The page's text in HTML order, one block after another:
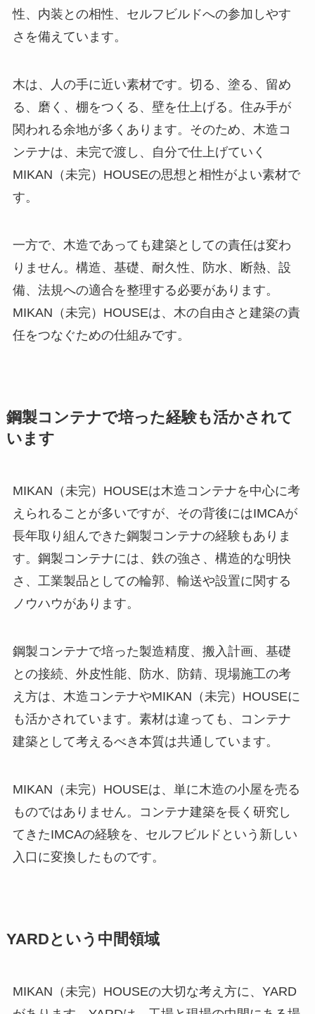
性、内装との相性、セルフビルドへの参加しやす
さを備えています。
木は、人の手に近い素材です。切る、塗る、留め
る、磨く、棚をつくる、壁を仕上げる。住み手が
関われる余地が多くあります。そのため、木造コ
ンテナは、未完で渡し、自分で仕上げていく
MIKAN（未完）HOUSEの思想と相性がよい素材で
す。
一方で、木造であっても建築としての責任は変わ
りません。構造、基礎、耐久性、防水、断熱、設
備、法規への適合を整理する必要があります。
MIKAN（未完）HOUSEは、木の自由さと建築の責
任をつなぐための仕組みです。
鋼製コンテナで培った経験も活かされて
います
MIKAN（未完）HOUSEは木造コンテナを中心に考
えられることが多いですが、その背後にはIMCAが
長年取り組んできた鋼製コンテナの経験もありま
す。鋼製コンテナには、鉄の強さ、構造的な明快
さ、工業製品としての輪郭、輸送や設置に関する
ノウハウがあります。
鋼製コンテナで培った製造精度、搬入計画、基礎
との接続、外皮性能、防水、防錆、現場施工の考
え方は、木造コンテナやMIKAN（未完）HOUSEに
も活かされています。素材は違っても、コンテナ
建築として考えるべき本質は共通しています。
MIKAN（未完）HOUSEは、単に木造の小屋を売る
ものではありません。コンテナ建築を長く研究し
てきたIMCAの経験を、セルフビルドという新しい
入口に変換したものです。
YARDという中間領域
MIKAN（未完）HOUSEの大切な考え方に、YARD